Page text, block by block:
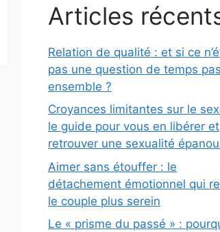
Articles
Relation de qualité : et si ce
pas une question de temps
ensemble ?
Croyances limitantes sur le
le guide pour vous en libérer et
retrouver une sexualité
Aimer sans étouffer : le
détachement émotionnel qui
le couple plus serein
Le « prisme du passé » :